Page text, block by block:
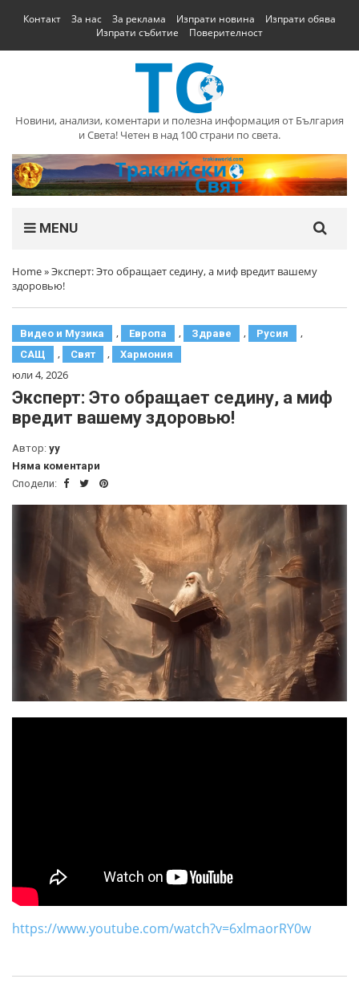
Контакт За нас За реклама Изпрати новина
Изпрати обява
Изпрати събитие
Поверителност
Новини, анализи, коментари и полезна информация от България
и Света! Четен в над 100 страни по света.
MENU
Home»Эксперт: Это обращает седину, а миф вредит вашему
здоровью!
Видео и Музика , Европа , Здраве , Русия ,
САЩ , Свят , Хармония
юли 4, 2026
Эксперт: Это обращает седину, а миф
вредит вашему здоровью!
Автор: yy
Няма коментари
Сподели:
https://www.youtube.com/watch?v=6xlmaorRY0w